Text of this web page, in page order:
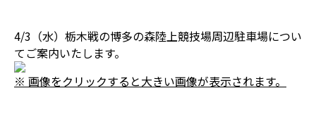
4/3（水）栃木戦の博多の森陸上競技場周辺駐車場につい
てご案内いたします。
※ 画像をクリックすると大きい画像が表示されます。